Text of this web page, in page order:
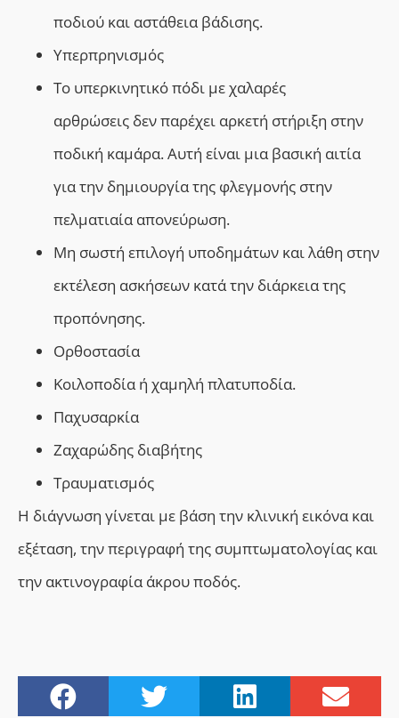
ποδιού και αστάθεια βάδισης.
Yπερπρηνισμός
Το υπερκινητικό πόδι με χαλαρές
αρθρώσεις δεν παρέχει αρκετή στήριξη στην
ποδική καμάρα. Αυτή είναι μια βασική αιτία
για την δημιουργία της φλεγμονής στην
πελματιαία απονεύρωση.
Μη σωστή επιλογή υποδημάτων και λάθη στην
εκτέλεση ασκήσεων κατά την διάρκεια της
προπόνησης.
Ορθοστασία
Κοιλοποδία ή χαμηλή πλατυποδία.
Παχυσαρκία
Ζαχαρώδης διαβήτης
Τραυματισμός
Η διάγνωση γίνεται με βάση την κλινική εικόνα και
εξέταση, την περιγραφή της συμπτωματολογίας και
την ακτινογραφία άκρου ποδός.